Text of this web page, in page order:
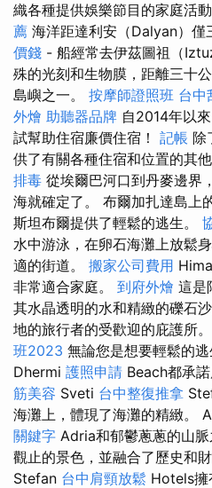
織各種提供娛樂節目的家庭活
薦 海洋距達利安（Dal​​yan）僅
價錢 - 船經常去伊茲圖祖（
殊的光刻和生物膜，距離三十
島嶼之一。 按摩師證照班 台中
外燴 助聽器品牌 自2014年以
試幫助住宿廉價住宿！ 記帳 除
供了有關各種住宿和位置的其
排毒 從埃爾巴河口到丹麥邊
海就確定了。 布爾加扎達島上
斯坦布爾提供了輕鬆的逃生。
水中游泳，在卵石海灘上放鬆
適的街道。 搬家公司費用
非常適合家庭。 到府外燴 這是
其水晶透明的水和精緻的礫石
地的旅行者的受歡迎的庇護所。
班2023 無論您是想要輕鬆的
Dhermi 護照申請 Beach都承
筋美容 Sveti 台中整復推拿
海灘上，體現了海灘的精緻。
關鍵字 Adria和郁鬱蔥蔥的山
觀止的景色，並融合了歷史和財
Stefan 台中肩頸放鬆 Hotels擁